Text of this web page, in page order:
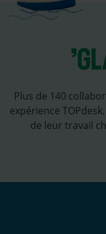
Plus de 140
expérience
de leur travail